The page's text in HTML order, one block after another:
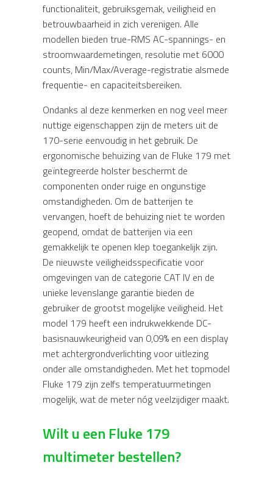
functionaliteit, gebruiksgemak, veiligheid en
betrouwbaarheid in zich verenigen. Alle
modellen bieden true-RMS AC-spannings- en
stroomwaardemetingen, resolutie met 6000
counts, Min/Max/Average-registratie alsmede
frequentie- en capaciteitsbereiken.
Ondanks al deze kenmerken en nog veel meer
nuttige eigenschappen zijn de meters uit de
170-serie eenvoudig in het gebruik. De
ergonomische behuizing van de Fluke 179 met
geïntegreerde holster beschermt de
componenten onder ruige en ongunstige
omstandigheden. Om de batterijen te
vervangen, hoeft de behuizing niet te worden
geopend, omdat de batterijen via een
gemakkelijk te openen klep toegankelijk zijn.
De nieuwste veiligheidsspecificatie voor
omgevingen van de categorie CAT IV en de
unieke levenslange garantie bieden de
gebruiker de grootst mogelijke veiligheid. Het
model 179 heeft een indrukwekkende DC-
basisnauwkeurigheid van 0,09% en een display
met achtergrondverlichting voor uitlezing
onder alle omstandigheden. Met het topmodel
Fluke 179 zijn zelfs temperatuurmetingen
mogelijk, wat de meter nóg veelzijdiger maakt.
Wilt u een Fluke 179
multimeter bestellen?